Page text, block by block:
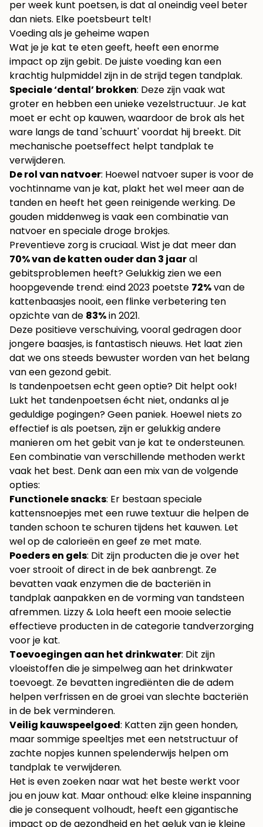
per week kunt poetsen, is dat al oneindig veel beter
dan niets. Elke poetsbeurt telt!
Voeding als je geheime wapen
Wat je je kat te eten geeft, heeft een enorme
impact op zijn gebit. De juiste voeding kan een
krachtig hulpmiddel zijn in de strijd tegen tandplak.
Speciale ‘dental’ brokken: Deze zijn vaak wat
groter en hebben een unieke vezelstructuur. Je kat
moet er echt op kauwen, waardoor de brok als het
ware langs de tand 'schuurt' voordat hij breekt. Dit
mechanische poetseffect helpt tandplak te
verwijderen.
De rol van natvoer: Hoewel natvoer super is voor de
vochtinname van je kat, plakt het wel meer aan de
tanden en heeft het geen reinigende werking. De
gouden middenweg is vaak een combinatie van
natvoer en speciale droge brokjes.
Preventieve zorg is cruciaal. Wist je dat meer dan
70% van de katten ouder dan 3 jaaral
gebitsproblemen heeft? Gelukkig zien we een
hoopgevende trend: eind 2023 poetste 72%van de
kattenbaasjes nooit, een flinke verbetering ten
opzichte van de 83%in 2021.
Deze positieve verschuiving, vooral gedragen door
jongere baasjes, is fantastisch nieuws. Het laat zien
dat we ons steeds bewuster worden van het belang
van een gezond gebit.
Is tandenpoetsen echt geen optie? Dit helpt ook!
Lukt het tandenpoetsen écht niet, ondanks al je
geduldige pogingen? Geen paniek. Hoewel niets zo
effectief is als poetsen, zijn er gelukkig andere
manieren om het gebit van je kat te ondersteunen.
Een combinatie van verschillende methoden werkt
vaak het best. Denk aan een mix van de volgende
opties:
Functionele snacks: Er bestaan speciale
kattensnoepjes met een ruwe textuur die helpen de
tanden schoon te schuren tijdens het kauwen. Let
wel op de calorieën en geef ze met mate.
Poeders en gels: Dit zijn producten die je over het
voer strooit of direct in de bek aanbrengt. Ze
bevatten vaak enzymen die de bacteriën in
tandplak aanpakken en de vorming van tandsteen
afremmen. Lizzy & Lola heeft een mooie selectie
effectieve producten in de categorie tandverzorging
voor je kat.
Toevoegingen aan het drinkwater: Dit zijn
vloeistoffen die je simpelweg aan het drinkwater
toevoegt. Ze bevatten ingrediënten die de adem
helpen verfrissen en de groei van slechte bacteriën
in de bek verminderen.
Veilig kauwspeelgoed: Katten zijn geen honden,
maar sommige speeltjes met een netstructuur of
zachte nopjes kunnen spelenderwijs helpen om
tandplak te verwijderen.
Het is even zoeken naar wat het beste werkt voor
jou en jouw kat. Maar onthoud: elke kleine inspanning
die je consequent volhoudt, heeft een gigantische
impact op de gezondheid en het geluk van je kleine